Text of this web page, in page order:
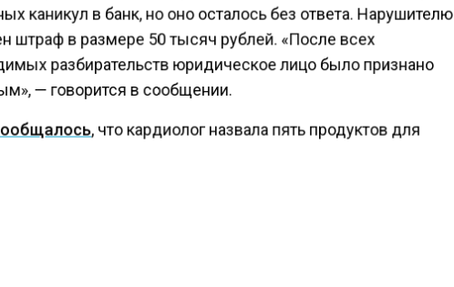
каникул в банк, но оно осталось без ответа. Нарушителю
штраф в размере 50 тысяч рублей. «После всех
разбирательств юридическое лицо было признано
— говорится в сообщении.
, что кардиолог назвала пять продуктов для